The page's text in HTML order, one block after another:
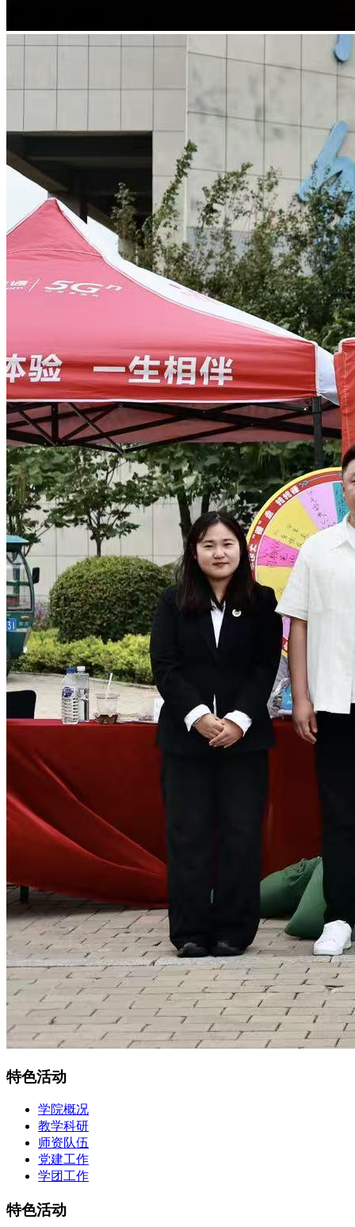
特色活动
学院概况
教学科研
师资队伍
党建工作
学团工作
特色活动